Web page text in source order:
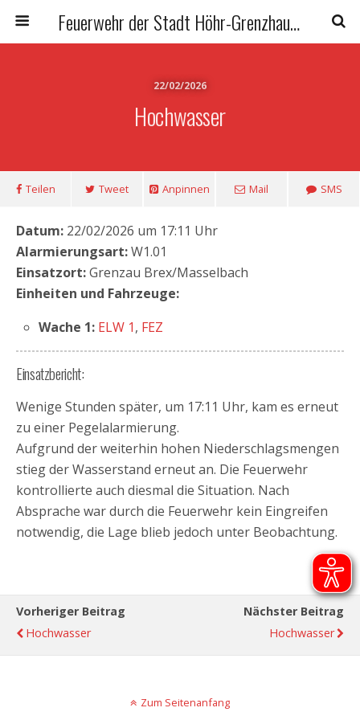
Feuerwehr der Stadt Höhr-Grenzhausen
22/02/2026
Hochwasser
Teilen Tweet Anpinnen Mail SMS
Datum: 22/02/2026 um 17:11 Uhr
Alarmierungsart:W1.01
Einsatzort:Grenzau Brex/Masselbach
Einheiten und Fahrzeuge:
Wache 1: ELW 1, FEZ
Einsatzbericht:
Wenige Stunden später, um 17:11 Uhr, kam es erneut
zu einer Pegelalarmierung.
Aufgrund der weiterhin hohen Niederschlagsmengen
stieg der Wasserstand erneut an. Die Feuerwehr
kontrollierte auch diesmal die Situation. Nach
Absprache war durch die Feuerwehr kein Eingreifen
notwendig, die Lage blieb jedoch unter Beobachtung.
Vorheriger Beitrag
Hochwasser
Nächster Beitrag
Hochwasser
Zum Seitenanfang